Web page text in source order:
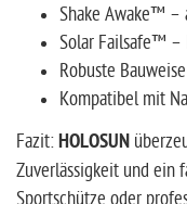
Shake Awake™ –
Solar Failsafe™ –
Robuste
Kompatibel mit
Fazit:HOLOSUN
Zuverlässigkeit und ein